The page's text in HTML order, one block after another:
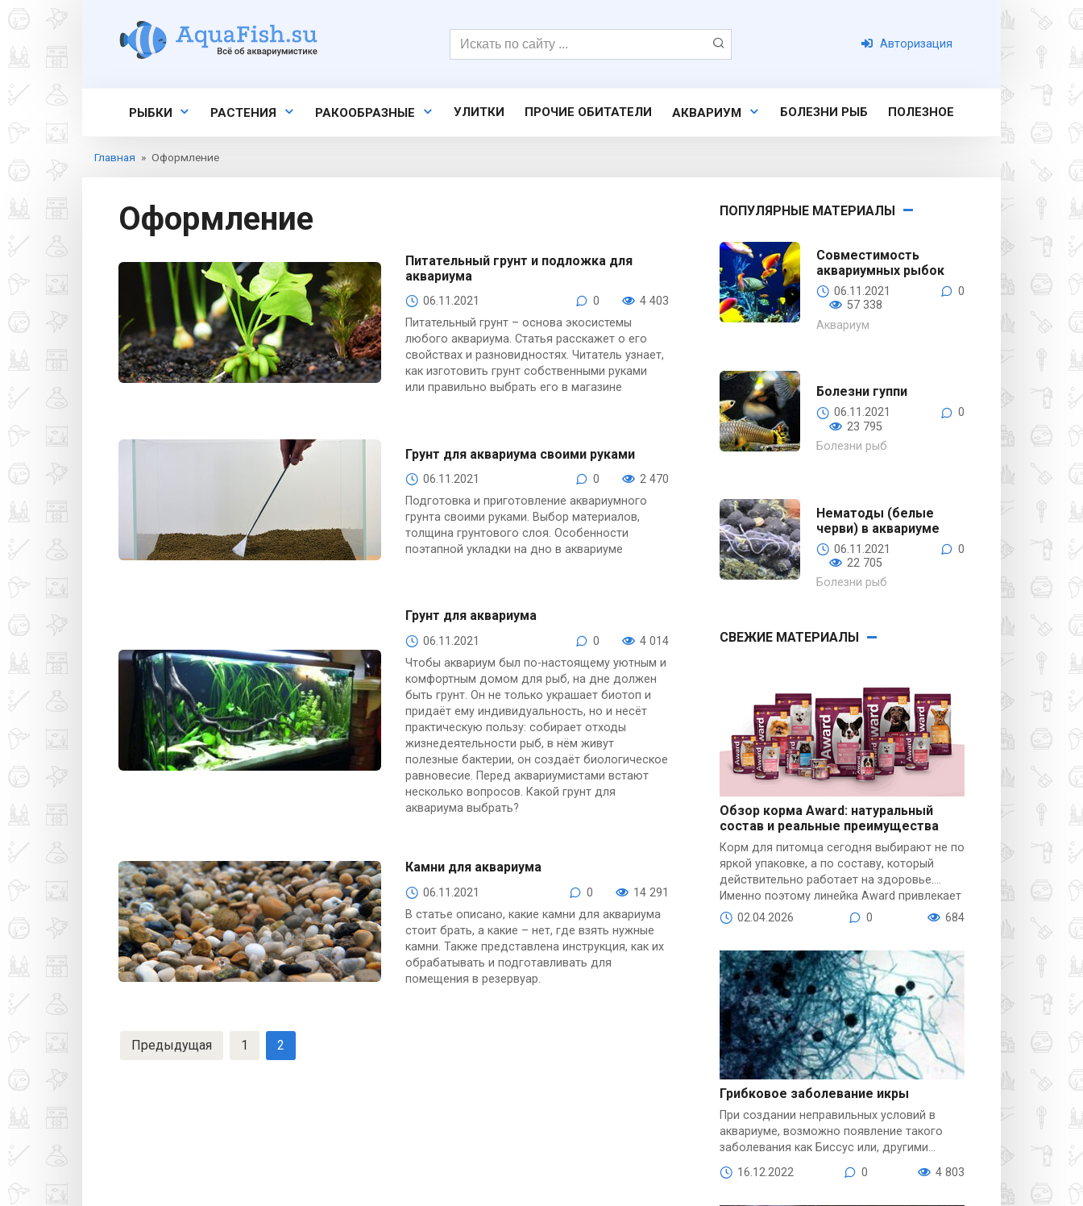
контенту
Поиск: Авторизация
РЫБКИ РАСТЕНИЯ РАКООБРАЗНЫЕ УЛИТКИ ПРОЧИЕ ОБИТАТЕЛИ АКВАРИУМ БОЛЕЗНИ РЫБ ПОЛЕЗНОЕ
Главная » Оформление
Оформление
Питательный грунт и подложка для
аквариума
06.11.2021 0
4 403
Питательный грунт – основа экосистемы
любого аквариума. Статья расскажет о его
свойствах и разновидностях. Читатель узнает,
как изготовить грунт собственными руками
или правильно выбрать его в магазине
Грунт для аквариума своими руками
06.11.2021 0
2 470
Подготовка и приготовление аквариумного
грунта своими руками. Выбор материалов,
толщина грунтового слоя. Особенности
поэтапной укладки на дно в аквариуме
Грунт для аквариума
06.11.2021 0
4 014
Чтобы аквариум был по-настоящему уютным и
комфортным домом для рыб, на дне должен
быть грунт. Он не только украшает биотоп и
придаёт ему индивидуальность, но и несёт
практическую пользу: собирает отходы
жизнедеятельности рыб, в нём живут
полезные бактерии, он создаёт биологическое
равновесие. Перед аквариумистами встают
несколько вопросов. Какой грунт для
аквариума выбрать?
Камни для аквариума
06.11.2021 0
14 291
В статье описано, какие камни для аквариума
стоит брать, а какие – нет, где взять нужные
камни. Также представлена инструкция, как их
обрабатывать и подготавливать для
помещения в резервуар.
Навигация
по
Предыдущая 1 2
ПОПУЛЯРНЫЕ МАТЕРИАЛЫ
Совместимость
аквариумных рыбок
06.11.2021
0
57 338
Аквариум
Болезни гуппи
06.11.2021
0
23 795
Болезни рыб
Нематоды (белые
черви) в аквариуме
06.11.2021
0
22 705
Болезни рыб
СВЕЖИЕ МАТЕРИАЛЫ
Полезное
Обзор корма Award: натуральный
состав и реальные преимущества
Корм для питомца сегодня выбирают не по
яркой упаковке, а по составу, который
действительно работает на здоровье.
Именно поэтому линейка Award привлекает
внимание: в основе — понятные
ингредиенты и продуманный баланс
02.04.2026 0 684
Болезни рыб
Грибковое заболевание икры
При создании неправильных условий в
аквариуме, возможно появление такого
заболевания как Биссус или, другими
словами, грибковое поражение икры.
16.12.2022 0 4 803